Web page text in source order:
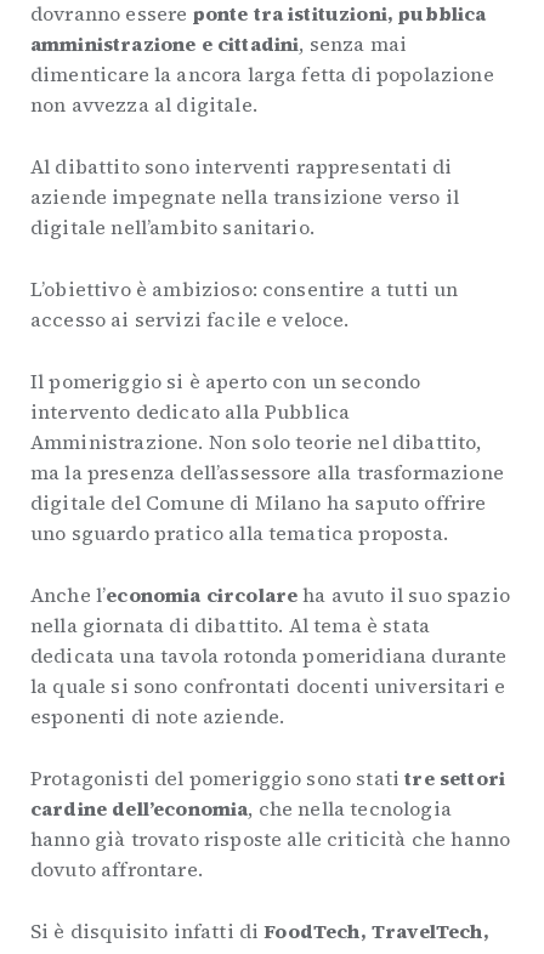
dovranno essere ponte tra istituzioni, pubblica
amministrazione e cittadini, senza mai
dimenticare la ancora larga fetta di popolazione
non avvezza al digitale.
Al dibattito sono interventi rappresentati di
aziende impegnate nella transizione verso il
digitale nell’ambito sanitario.
L’obiettivo è ambizioso: consentire a tutti un
accesso ai servizi facile e veloce.
Il pomeriggio si è aperto con un secondo
intervento dedicato alla Pubblica
Amministrazione. Non solo teorie nel dibattito,
ma la presenza dell’assessore alla trasformazione
digitale del Comune di Milano ha saputo offrire
uno sguardo pratico alla tematica proposta.
Anche l’economia circolareha avuto il suo spazio
nella giornata di dibattito. Al tema è stata
dedicata una tavola rotonda pomeridiana durante
la quale si sono confrontati docenti universitari e
esponenti di note aziende.
Protagonisti del pomeriggio sono statitre settori
cardine dell’economia, che nella tecnologia
hanno già trovato risposte alle criticità che hanno
dovuto affrontare.
Si è disquisito infatti diFoodTech, TravelTech,